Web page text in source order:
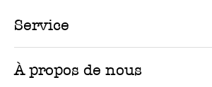
Service
À propos de nous